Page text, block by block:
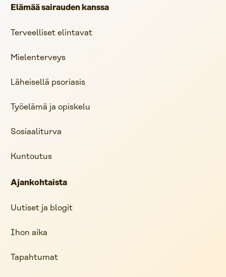
Elämää sairauden kanssa
Terveelliset elintavat
Mielenterveys
Läheisellä psoriasis
Työelämä ja opiskelu
Sosiaaliturva
Kuntoutus
Ajankohtaista
Uutiset ja blogit
Ihon aika
Tapahtumat